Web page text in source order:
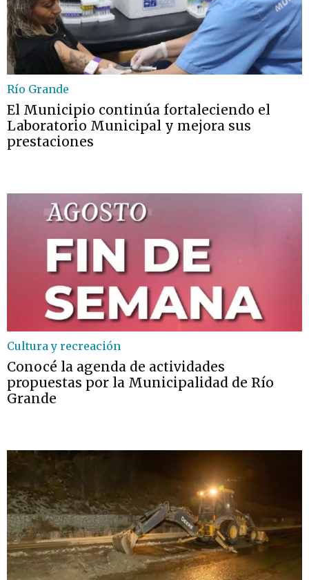
Río Grande
El Municipio continúa fortaleciendo el
Laboratorio Municipal y mejora sus
prestaciones
Cultura y recreación
Conocé la agenda de actividades
propuestas por la Municipalidad de Río
Grande